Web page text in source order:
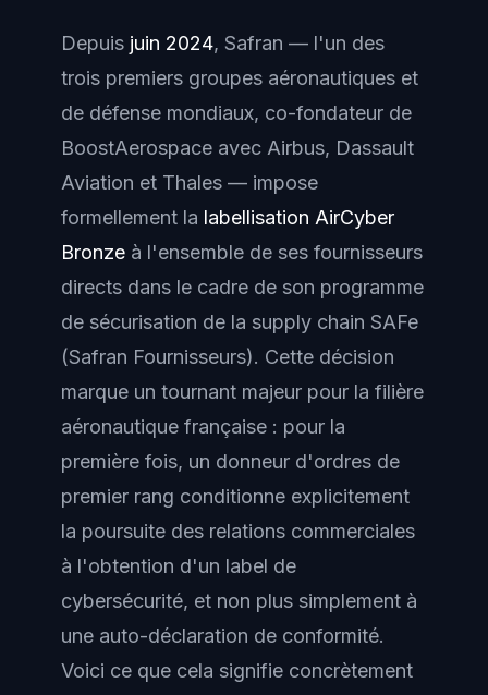
Depuis juin 2024, Safran — l'un des
trois premiers groupes aéronautiques et
de défense mondiaux, co-fondateur de
BoostAerospace avec Airbus, Dassault
Aviation et Thales — impose
formellement la labellisation AirCyber
Bronze à l'ensemble de ses fournisseurs
directs dans le cadre de son programme
de sécurisation de la supply chain SAFe
(Safran Fournisseurs). Cette décision
marque un tournant majeur pour la filière
aéronautique française : pour la
première fois, un donneur d'ordres de
premier rang conditionne explicitement
la poursuite des relations commerciales
à l'obtention d'un label de
cybersécurité, et non plus simplement à
une auto-déclaration de conformité.
Voici ce que cela signifie concrètement